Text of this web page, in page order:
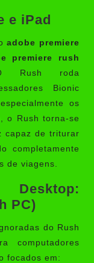
e iPad
adobe premiere
premiere rush
Rush roda
Bionic
os
o Rush torna-se
capaz de triturar
completamente
de viagens.
PC)
do Rush
computadores
focados em: